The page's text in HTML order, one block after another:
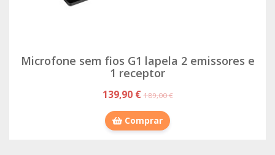
Microfone sem fios G1 lapela 2 emissores e
1 receptor
139,90 €189,00 €
Comprar